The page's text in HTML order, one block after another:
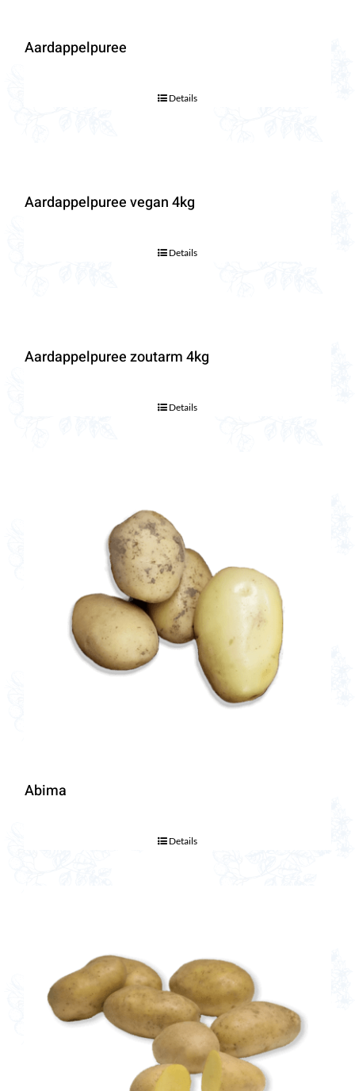
Aardappelpuree
Details
Aardappelpuree vegan 4kg
Details
Aardappelpuree zoutarm 4kg
Details
Abima
Details